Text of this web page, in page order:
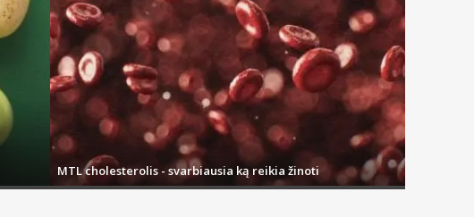
MTL cholesterolis - svarbiausia ką reikia žinoti